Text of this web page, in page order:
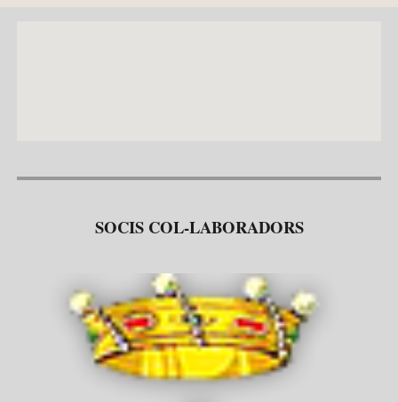
SOCIS COL-LABORADORS